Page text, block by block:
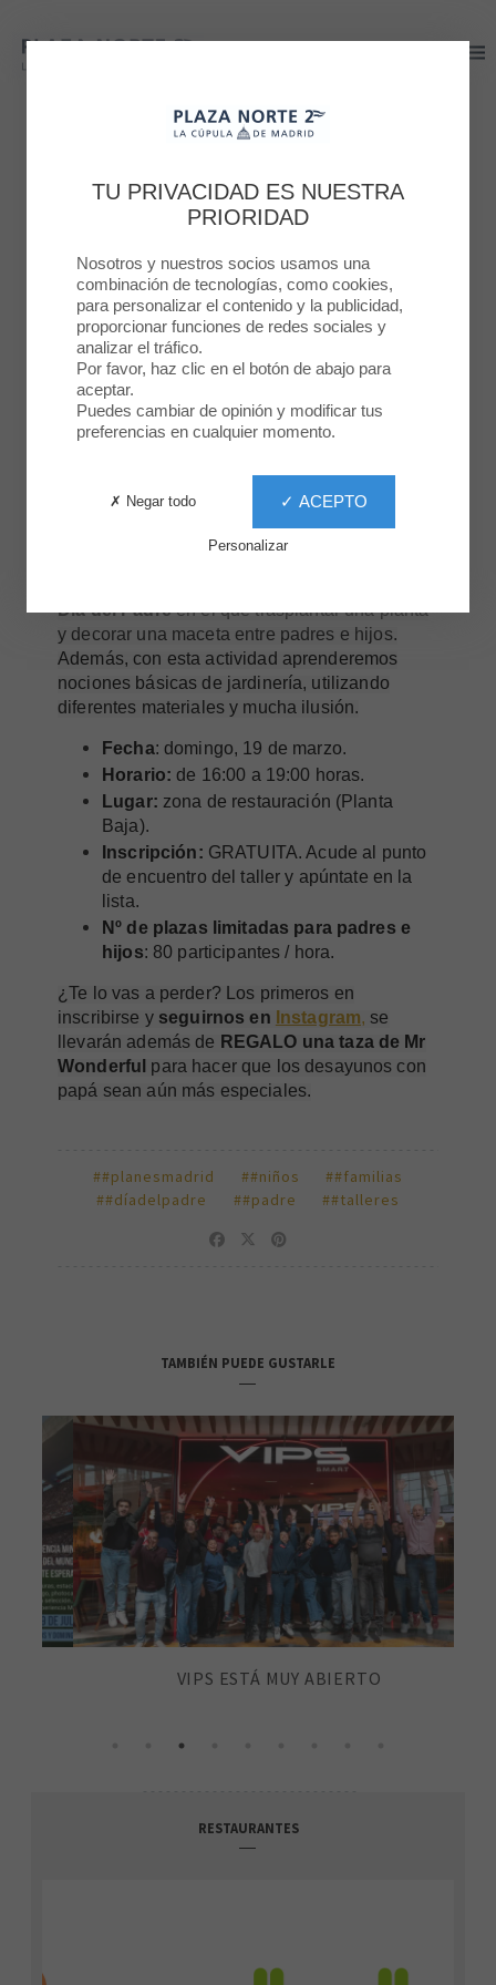
¡PADRES EN ACCIÓN!
Día del Padreen el que trasplantar una planta
y decorar una maceta entre padres e hijos.
Además, con esta actividad aprenderemos
nociones básicas de jardinería, utilizando
diferentes materiales y mucha ilusión.
Fecha: domingo, 19 de marzo.
Horario: de 16:00 a 19:00 horas.
Lugar: zona de restauración (Planta
Baja).
Inscripción: GRATUITA. Acude al punto
de encuentro del taller y apúntate en la
lista.
Nº de plazas limitadas para padres e
hijos: 80 participantes / hora.
¿Te lo vas a perder? Los primeros en
inscribirse y seguirnos en Instagram, se
llevarán además de REGALO una taza de Mr
Wonderful para hacer que los desayunos con
papá sean aún más especiales.
##planesmadrid ##niños
##familias
##díadelpadre
##padre ##talleres
TAMBIÉN PUEDE GUSTARLE
VIPS ESTÁ MUY ABIERTO
RESTAURANTES
TU PRIVACIDAD ES NUESTRA
PRIORIDAD
Nosotros y nuestros socios usamos una
combinación de tecnologías, como cookies,
para personalizar el contenido y la publicidad,
proporcionar funciones de redes sociales y
analizar el tráfico.
Por favor, haz clic en el botón de abajo para
aceptar.
Puedes cambiar de opinión y modificar tus
preferencias en cualquier momento.
✓ ACEPTO
✗ Negar todo
Personalizar